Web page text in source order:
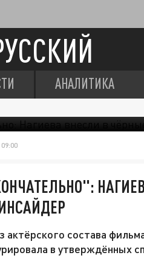
АНАЛИТИКА
актёрского состава
в утверждённых